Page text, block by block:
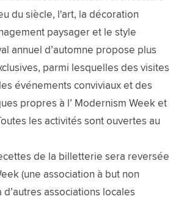
du siècle, l'art, la décoration
paysager et le style
annuel d’automne propose plus
parmi lesquelles des visites
événements conviviaux et des
propres à l’ Modernism Week et
les activités sont ouvertes au
de la billetterie sera reversée
(une association à but non
d’autres associations locales